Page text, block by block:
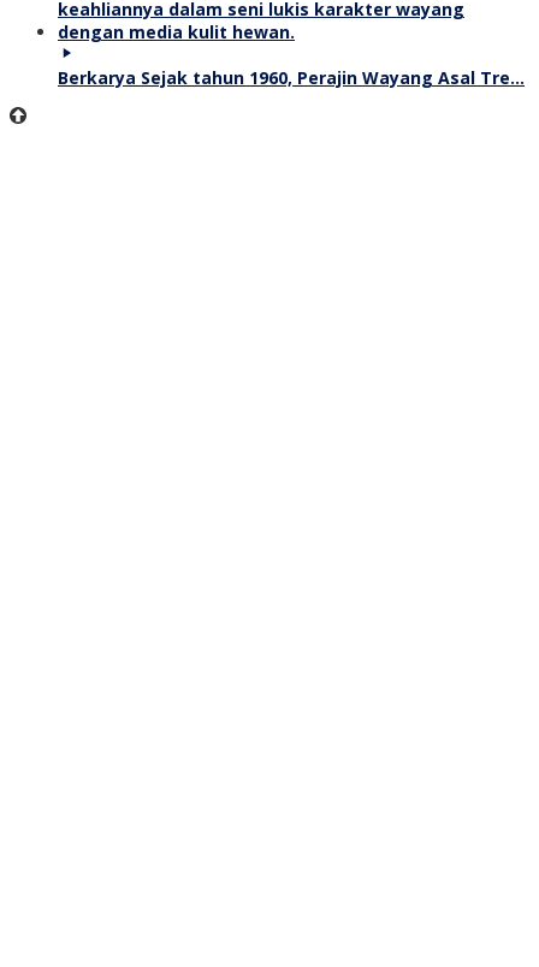
Berkarya Sejak tahun 1960, Perajin Wayang Asal Tre…